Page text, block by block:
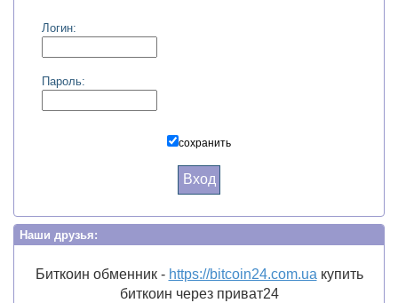
Логин:
Пароль:
сохранить
Вход
Наши друзья:
Биткоин обменник - https://bitcoin24.com.ua купить
биткоин через приват24